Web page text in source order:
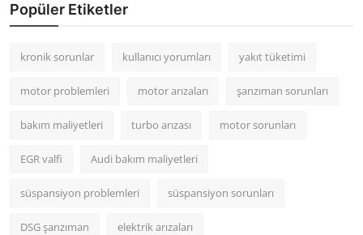
Popüler Etiketler
kronik sorunlar kullanıcı yorumları yakıt tüketimi
motor problemleri motor arızaları şanzıman sorunları
bakım maliyetleri turbo arızası motor sorunları
EGR valfi Audi bakım maliyetleri
süspansiyon problemleri süspansiyon sorunları
DSG şanzıman elektrik arızaları